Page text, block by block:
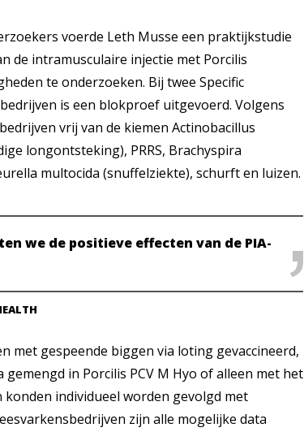
voerde Leth Musse een praktijkstudie
de intramusculaire injectie met Porcilis
te onderzoeken. Bij twee Specific
is een blokproef uitgevoerd. Volgens
vrij van de kiemen Actinobacillus
longontsteking), PRRS, Brachyspira
multocida (snuffelziekte), schurft en luizen.
we de positieve effecten van de PIA-
met gespeende biggen via loting gevaccineerd,
gemengd in Porcilis PCV M Hyo of alleen met het
konden individueel worden gevolgd met
zijn alle mogelijke data